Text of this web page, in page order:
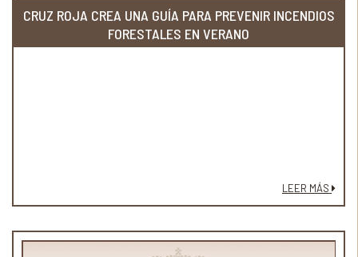
CRUZ ROJA CREA UNA GUÍA PARA PREVENIR INCENDIOS
FORESTALES EN VERANO
LEER MÁS